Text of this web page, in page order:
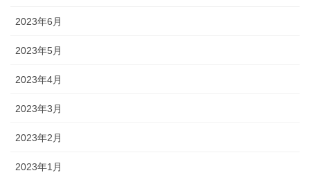
2023年6月
2023年5月
2023年4月
2023年3月
2023年2月
2023年1月